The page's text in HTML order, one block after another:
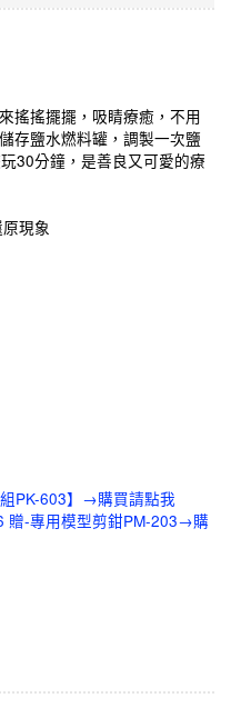
搖搖擺擺，吸睛療癒，不用
存鹽水燃料罐，調製一次鹽
30分鐘，是善良又可愛的療
現象
PK-603】→購買請點我
贈-專用模型剪鉗PM-203→購